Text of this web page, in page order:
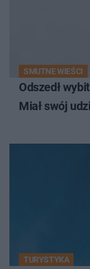
SMUTNE WIEŚCI
Odszedł
Miał swój
TURYSTYKA